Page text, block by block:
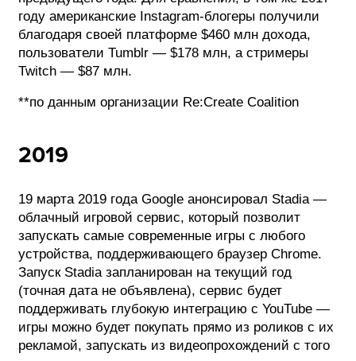
году американские Instagram-блогеры получили
благодаря своей платформе $460 млн дохода,
пользователи Tumblr — $178 млн, а стримеры
Twitch — $87 млн.
**по данным организации Re:Create Coalition
2019
19 марта 2019 года Google анонсировал Stadia —
облачный игровой сервис, который позволит
запускать самые современные игры с любого
устройства, поддерживающего браузер Chrome.
Запуск Stadia запланирован на текущий год
(точная дата не объявлена), сервис будет
поддерживать глубокую интеграцию с YouTube —
игры можно будет покупать прямо из роликов с их
рекламой, запускать из видеопрохождений с того